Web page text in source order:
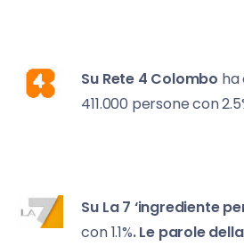
Su Rete 4 Colombo
411.000 persone con
Su La 7 ‘ingrediente
con 1.1%. Le parole